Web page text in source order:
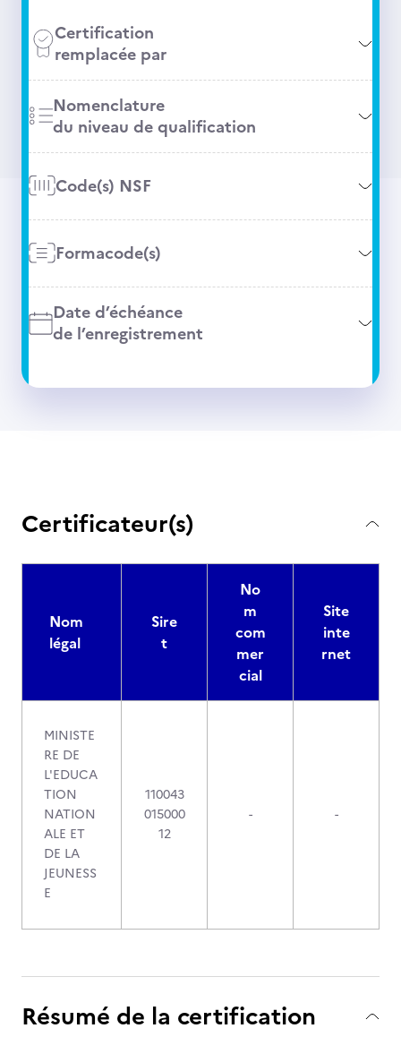
Certification
remplacée par
Nomenclature
du niveau de qualification
Code(s) NSF
Formacode(s)
Date d’échéance
de l’enregistrement
Certificateur(s)
Nom
légal
Sire
t
No
m
com
mer
cial
Site
inte
rnet
MINISTE
RE DE
L'EDUCA
TION
NATION
ALE ET
DE LA
JEUNESS
E
110043
015000
12
- -
Résumé de la certification